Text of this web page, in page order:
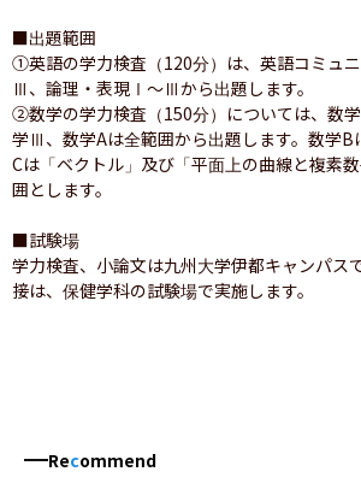
■出題範囲
①英語の学力検査（120分）は、英語コミュ
Ⅲ、論理・表現Ⅰ〜Ⅲから出題します。
②数学の学力検査（150分）については、数
学Ⅲ、数学Aは全範囲から出題します。数学B
Cは「ベクトル」及び「平面上の曲線と複素
囲とします。
■試験場
学力検査、小論文は九州大学伊都キャンパス
接は、保健学科の試験場で実施します。
Recommend